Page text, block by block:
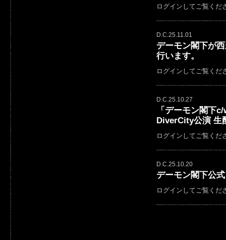
ログインしてご覧くだ
D.C.25.11.01
デーモン閣下が
行います。
ログインしてご覧くだ
D.C.25.10.27
「デーモン閣下
DiverCity公演 生
ログインしてご覧くだ
D.C.25.10.20
デーモン閣下公
ログインしてご覧くだ